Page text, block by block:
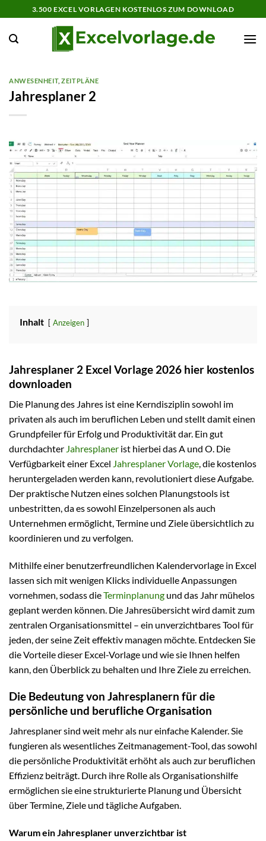
Inhalt
springen
3.500 EXCEL VORLAGEN KOSTENLOS ZUM DOWNLOAD
ANWESENHEIT,ZEITPLÄNE
Jahresplaner 2
Inhalt Anzeigen
Jahresplaner 2 Excel Vorlage 2026 hier kostenlos
downloaden
Die Planung des Jahres ist eine Kerndisziplin sowohl im
privaten als auch im beruflichen Leben und stellt damit einen
Grundpfeiler für Erfolg und Produktivität dar. Ein gut
durchdachter Jahresplaner ist hierbei das A und O. Die
Verfügbarkeit einer Excel Jahresplaner Vorlage, die kostenlos
heruntergeladen werden kann, revolutioniert diese Aufgabe.
Der praktische Nutzen eines solchen Planungstools ist
unbestritten, da es sowohl Einzelpersonen als auch
Unternehmen ermöglicht, Termine und Ziele übersichtlich zu
koordinieren und zu verfolgen.
Mithilfe einer benutzerfreundlichen Kalendervorlage in Excel
lassen sich mit wenigen Klicks individuelle Anpassungen
vornehmen, sodass dieTerminplanung und das Jahr mühelos
geplant werden können. Die Jahresübersicht wird damit zum
zentralen Organisationsmittel – ein unverzichtbares Tool für
jeden, der seine Zeit effektiv managen möchte. Entdecken Sie
die Vorteile dieser Excel-Vorlage und wie sie Ihnen helfen
kann, den Überblick zu behalten und Ihre Ziele zu erreichen.
Die Bedeutung von Jahresplanern für die
persönliche und berufliche Organisation
Jahresplaner sind weit mehr als nur einfache Kalender. Sie
fungieren als wesentliches Zeitmanagement-Tool, das sowohl
die persönliche Produktivität erhöht als auch zur beruflichen
Effizienz beiträgt. Durch ihre Rolle als Organisationshilfe
ermöglichen sie eine strukturierte Planung und Übersicht
über Termine, Ziele und tägliche Aufgaben.
Warum ein Jahresplaner unverzichtbar ist